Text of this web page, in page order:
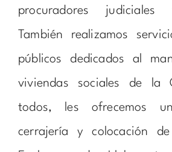
procuradores judiciales
También realizamos
públicos dedicados al
viviendas sociales de la
todos, les ofrecemos
cerrajería y colocación